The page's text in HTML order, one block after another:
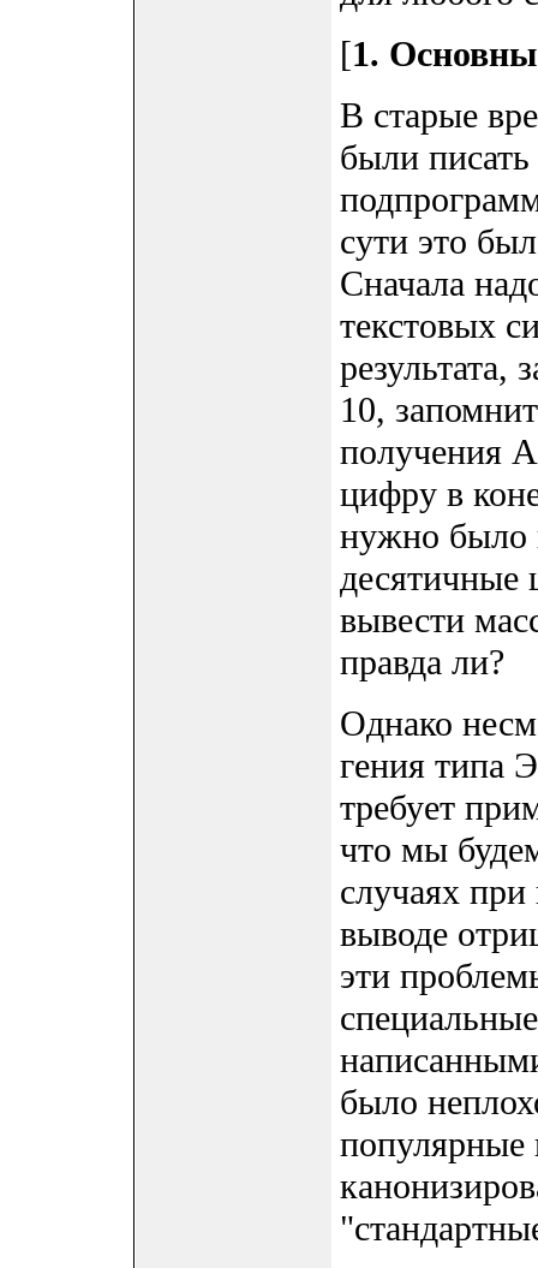
[1.
В старые
были
сути это
Сначала
текстовых
результата,
10,
получения
цифру в
нужно было
вывести
правда ли?
Однако
гения типа
требует
что мы
случаях
выводе
эти
было
популярные